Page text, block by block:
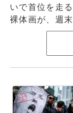
いで首位を走
裸体画が、週